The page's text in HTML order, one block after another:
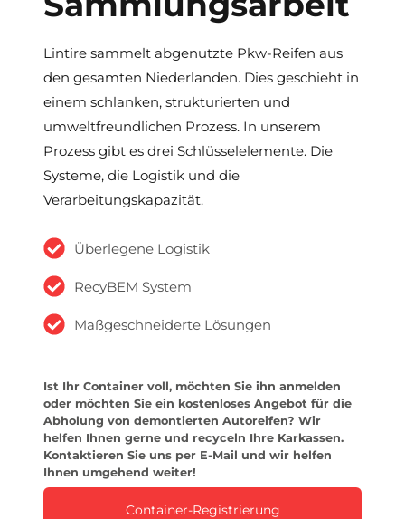
Lintire sammelt abgenutzte Pkw-Reifen aus
den gesamten Niederlanden. Dies geschieht in
einem schlanken, strukturierten und
umweltfreundlichen Prozess. In unserem
Prozess gibt es drei Schlüsselelemente. Die
Systeme, die Logistik und die
Verarbeitungskapazität.
Überlegene Logistik
RecyBEM System
Maßgeschneiderte Lösungen
Ist Ihr Container voll, möchten Sie ihn anmelden
oder möchten Sie ein kostenloses Angebot für die
Abholung von demontierten Autoreifen? Wir
helfen Ihnen gerne und recyceln Ihre Karkassen.
Kontaktieren Sie uns per E-Mail und wir helfen
Ihnen umgehend weiter!
Container-Registrierung